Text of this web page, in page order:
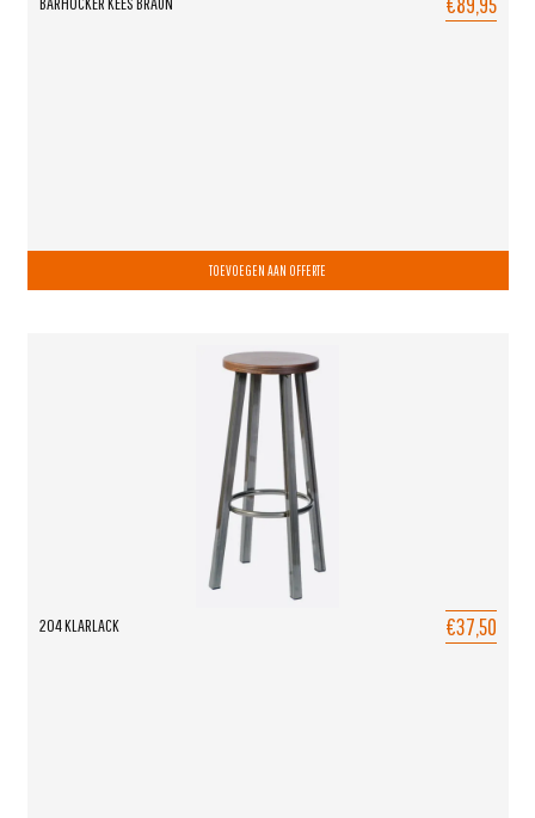
TOEVOEGEN AAN OFFERTE
204 KLARLACK €37,50